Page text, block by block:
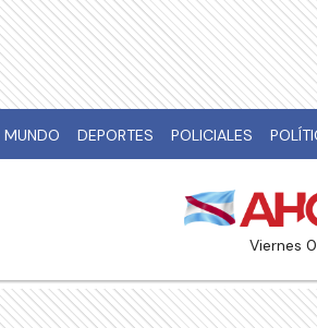
MUNDO DEPORTES POLICIALES
viernes